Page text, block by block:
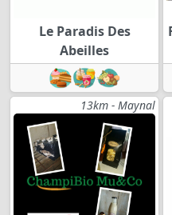
Le Paradis Des
Abeilles
13km - Maynal